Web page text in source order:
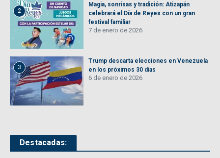
2
Magia, sonrisas y tradición: Atizapán
celebrará el Día de Reyes con un gran
festival familiar
7 de enero de 2026
3
Trump descarta elecciones en Venezuela
en los próximos 30 días
6 de enero de 2026
Destacadas: